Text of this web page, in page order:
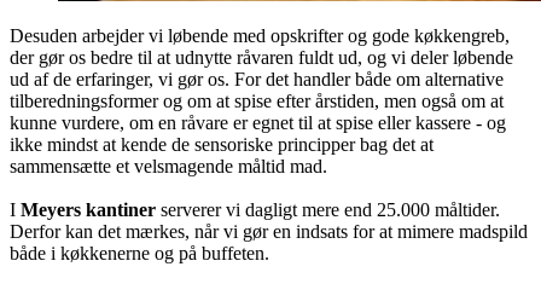
Desuden arbejder vi løbende med opskrifter og gode køkkengreb,
der gør os bedre til at udnytte råvaren fuldt ud, og vi deler løbende
ud af de erfaringer, vi gør os. For det handler både om alternative
tilberedningsformer og om at spise efter årstiden, men også om at
kunne vurdere, om en råvare er egnet til at spise eller kassere - og
ikke mindst at kende de sensoriske principper bag det at
sammensætte et velsmagende måltid mad.
I Meyers kantiner serverer vi dagligt mere end 25.000 måltider.
Derfor kan det mærkes, når vi gør en indsats for at mimere madspild
både i køkkenerne og på buffeten.